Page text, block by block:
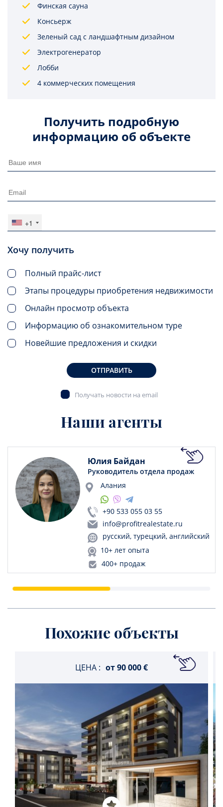
Финская сауна
Консьерж
Зеленый сад с ландшафтным дизайном
Электрогенератор
Лобби
4 коммерческих помещения
Получить подробную
информацию об объекте
+1
Хочу получить
Полный прайс-лист
Этапы процедуры приобретения недвижимости
Онлайн просмотр объекта
Информацию об ознакомительном туре
Новейшие предложения и скидки
ОТПРАВИТЬ
Получать новости на email
Наши агенты
Юлия Байдан
Руководитель отдела продаж
Алания
+90 533 055 03 55
info@profitrealestate.ru
русский, турецкий, английский
10+ лет опыта
400+ продаж
Похожие объекты
ЦЕНА : от90 000 €